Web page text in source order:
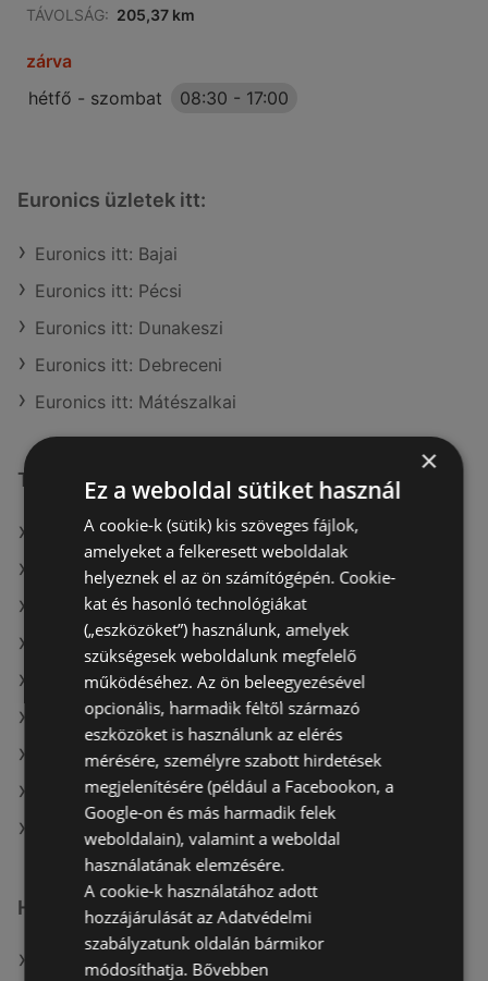
TÁVOLSÁG: 205,37 km
zárva
hétfő - szombat
08:30 - 17:00
Euronics üzletek itt:
Euronics itt: Bajai
Euronics itt: Pécsi
Euronics itt: Dunakeszi
Euronics itt: Debreceni
Euronics itt: Mátészalkai
További linkek
A(z) Euronics ajánlatai
A(z) BestByte ajánlatai
A(z) Expert Electro ajánlatai
A(z) BestByte aktuális akciós újságjai
A(z) Alza.hu aktuális akciós újságjai
A(z) eMAG aktuális akciós újságjai
A(z) Office Depot aktuális akciós újságjai
A(z) Expert Electro aktuális akciós újságjai
A(z) Euronics üzletei itt: Sopron-Fertődi
Hasonló kiskereskedők
A(z) BestByte ajánlatai
×
Ez a weboldal sütiket használ
A cookie-k (sütik) kis szöveges fájlok,
amelyeket a felkeresett weboldalak
helyeznek el az ön számítógépén. Cookie-
kat és hasonló technológiákat
(„eszközöket”) használunk, amelyek
szükségesek weboldalunk megfelelő
működéséhez. Az ön beleegyezésével
opcionális, harmadik féltől származó
eszközöket is használunk az elérés
mérésére, személyre szabott hirdetések
megjelenítésére (például a Facebookon, a
Google-on és más harmadik felek
weboldalain), valamint a weboldal
használatának elemzésére.
A cookie-k használatához adott
hozzájárulását az Adatvédelmi
szabályzatunk oldalán bármikor
módosíthatja. Bővebben